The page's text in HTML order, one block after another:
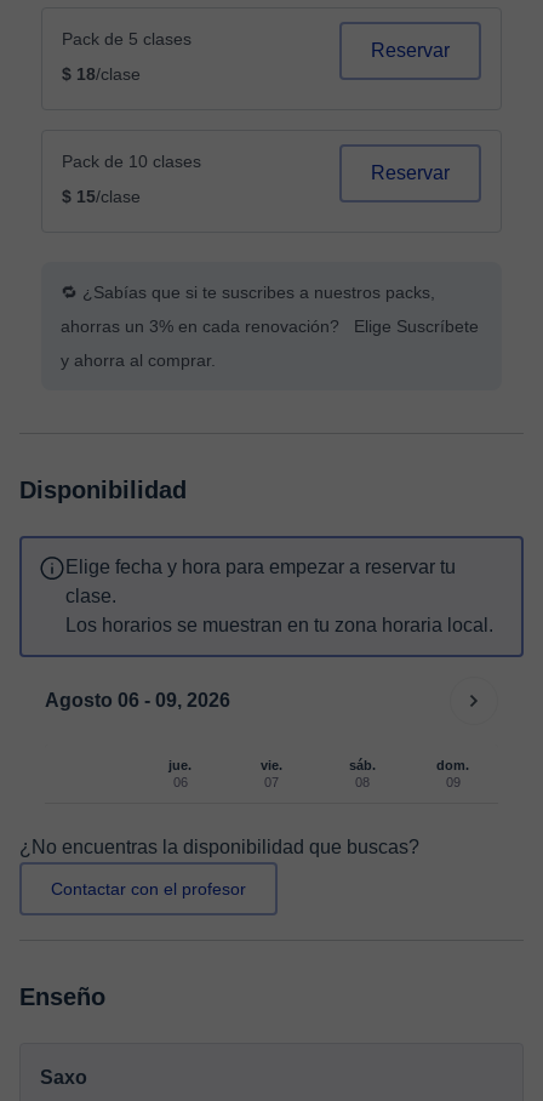
Pack de 5 clases
$ 18/clase
Reservar
Pack de 10 clases
$ 15/clase
Reservar
🔁 ¿Sabías que si te suscribes a nuestros packs,
ahorras un 3% en cada renovación? Elige Suscríbete
y ahorra al comprar.
Disponibilidad
Elige fecha y hora para empezar a reservar tu
clase.
Los horarios se muestran en tu zona horaria local.
Agosto 06 - 09, 2026
jue.
06
vie.
07
sáb.
08
dom.
09
¿No encuentras la disponibilidad que buscas?
Contactar con el profesor
Enseño
Saxo